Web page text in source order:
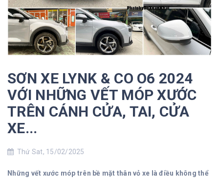
SƠN XE LYNK & CO O6 2024
VỚI NHỮNG VẾT MÓP XƯỚC
TRÊN CÁNH CỬA, TAI, CỬA
XE...
Thứ Sat, 15/02/2025
Những vết xước móp trên bề mặt thân vỏ xe là điều không thể